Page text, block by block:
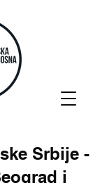
Srbije -
i